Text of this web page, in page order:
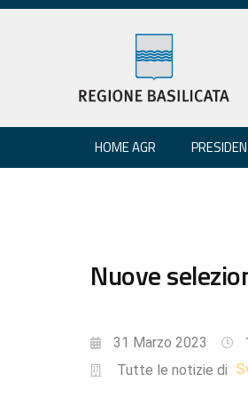
HOME AGR
Nuove
31 Marzo 2023
Tutte le notizie di